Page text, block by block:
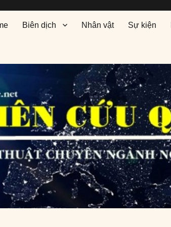
Biên dịch Nhân vật Sự kiện